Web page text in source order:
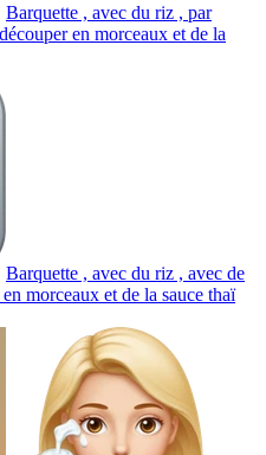
Barquette , avec du riz , par
en morceaux et de la
Barquette , avec du riz , avec de
morceaux et de la sauce thaï